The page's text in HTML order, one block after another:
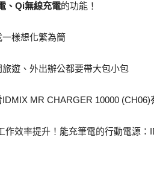
、Qi無線充電的功能！
樣想化繁為簡
遊、外出辦公都要帶大包小包
MR CHARGER 10000 (CH06)